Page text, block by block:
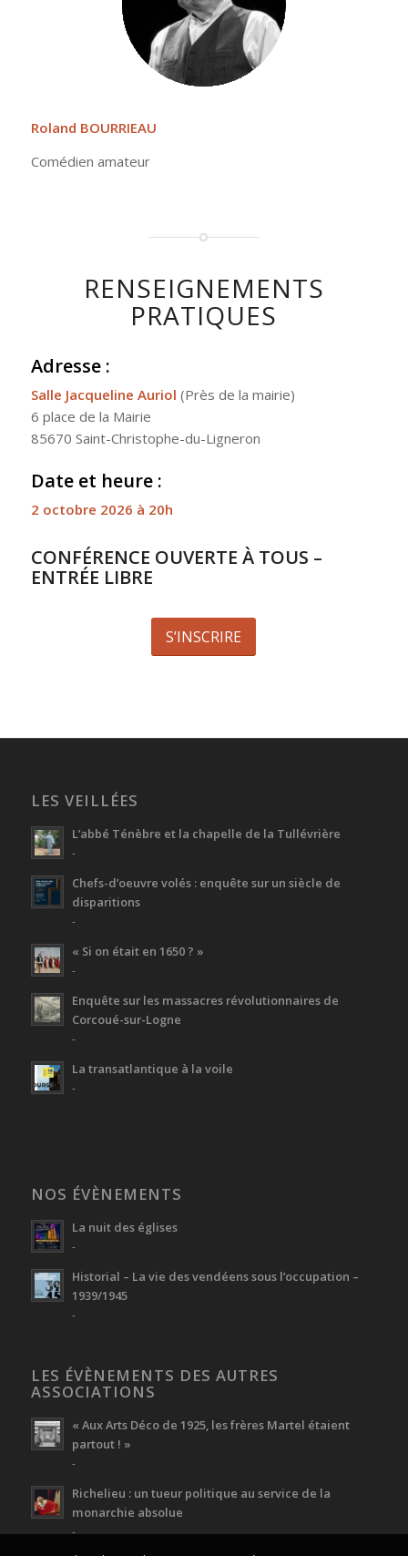
Roland BOURRIEAU
Comédien amateur
RENSEIGNEMENTS
PRATIQUES
Adresse :
Salle Jacqueline Auriol (Près de la mairie)
6 place de la Mairie
85670 Saint-Christophe-du-Ligneron
Date et heure :
2 octobre 2026 à 20h
CONFÉRENCE OUVERTE À TOUS –
ENTRÉE LIBRE
S’INSCRIRE
LES VEILLÉES
L’abbé Ténèbre et la chapelle de la Tullévrière
-
Chefs-d’oeuvre volés : enquête sur un siècle de
disparitions
-
« Si on était en 1650 ? »
-
Enquête sur les massacres révolutionnaires de
Corcoué-sur-Logne
-
La transatlantique à la voile
-
NOS ÉVÈNEMENTS
La nuit des églises
-
Historial – La vie des vendéens sous l’occupation –
1939/1945
-
LES ÉVÈNEMENTS DES AUTRES
ASSOCIATIONS
« Aux Arts Déco de 1925, les frères Martel étaient
partout ! »
-
Richelieu : un tueur politique au service de la
monarchie absolue
-